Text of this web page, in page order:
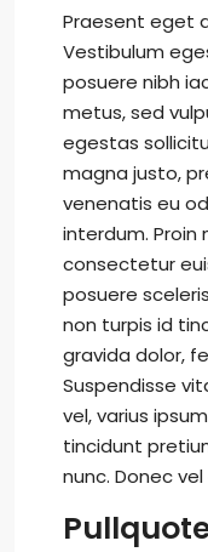
Praesent eget
Vestibulum
posuere nibh
metus, sed
egestas
magna justo,
venenatis eu
interdum. Proin
consectetur
posuere
non turpis id
gravida dolor,
Suspendisse
vel, varius
tincidunt
nunc. Donec